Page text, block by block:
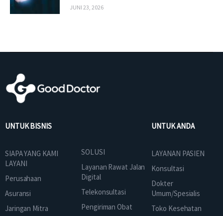
JUNI 23, 2026
UNTUK BISNIS
SIAPA YANG KAMI
LAYANI
Perusahaan
Asuransi
Jaringan Mitra
SOLUSI
Layanan Rawat Jalan
Digital
Telekonsultasi
Pengiriman Obat
UNTUK ANDA
LAYANAN PASIEN
Konsultasi
Dokter
Umum/Spesialis
Toko Kesehatan